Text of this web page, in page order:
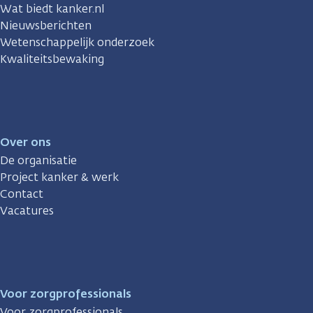
Wat biedt kanker.nl
Nieuwsberichten
Wetenschappelijk onderzoek
Kwaliteitsbewaking
Over ons
De organisatie
Project kanker & werk
Contact
Vacatures
Voor zorgprofessionals